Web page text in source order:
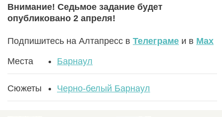
Внимание! Седьмое задание будет
опубликовано 2 апреля!
Подпишитесь на Алтапресс в Телеграме и в Max
Места Барнаул
Сюжеты Черно-белый Барнаул